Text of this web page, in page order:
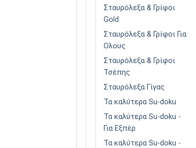
Σταυρόλεξα & Γρίφοι
Gold
Σταυρόλεξα & Γρίφοι Για
Ολους
Σταυρόλεξα & Γρίφοι
Τσέπης
Σταυρόλεξα Γίγας
Τα καλύτερα Su-doku
Τα καλύτερα Su-doku -
Για Εξπέρ
Τα καλύτερα Su-doku -
ΚΡΥΠΤΌΛΕΞΑ ΓΙΑ ΌΛΟΥΣ
Κρυπτόλεξα Για Όλους
Τόμος 1
Διαβάστε
περισσότερα